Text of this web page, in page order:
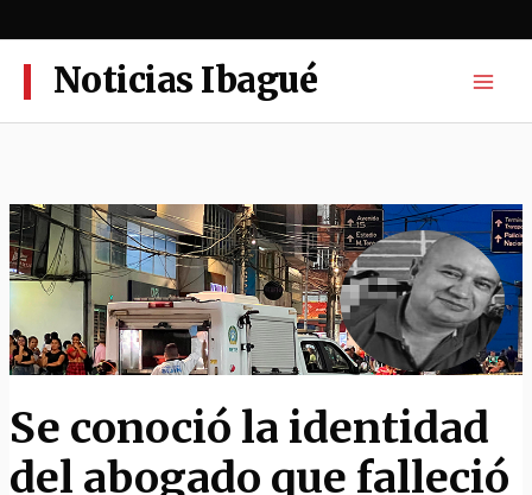
al
contenidoNoticias Ibagué
Se conoció la identidad
del abogado que falleció